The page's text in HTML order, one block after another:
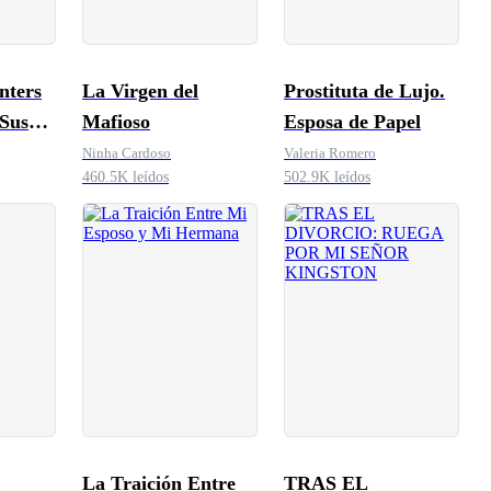
La Virgen del
Mafioso
Ninha Cardoso
460.5K leídos
Prostituta de Lujo.
Esposa de Papel
Valeria Romero
502.9K leídos
La Traición Entre TRAS EL